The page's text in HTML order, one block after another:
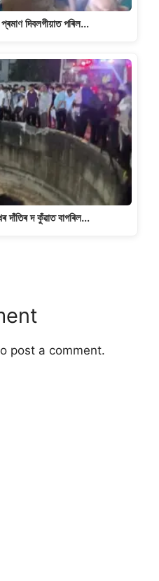
দিবলগীয়াত পৰিল…
দাঁতিৰ দ কুঁৱাত বাগৰিল…
post a comment.